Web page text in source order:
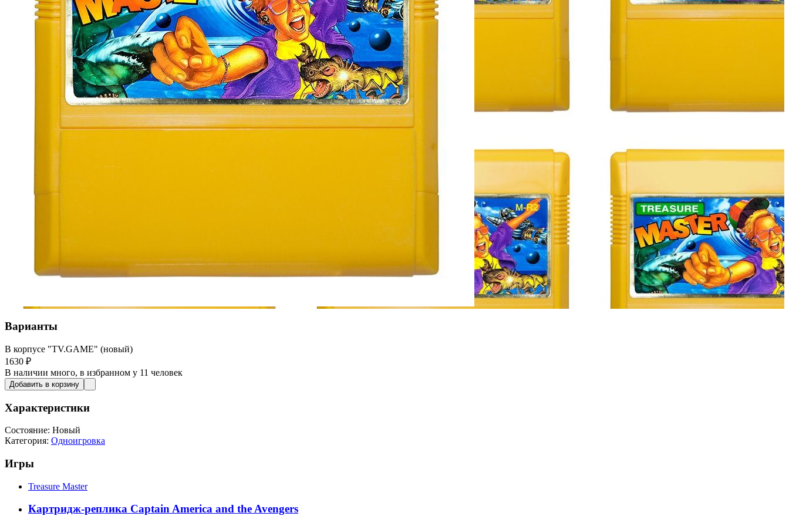
Варианты
В корпусе "TV.GAME" (новый)
1630 ₽
В наличии много, в избранном у 11 человек
Добавить в корзину
Характеристики
Состояние: Новый
Категория: Одноигровка
Игры
Treasure Master
Картридж-реплика Captain America and the Avengers